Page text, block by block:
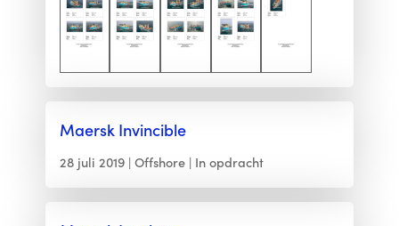
Maersk Invincible
28 juli 2019 Offshore In opdracht